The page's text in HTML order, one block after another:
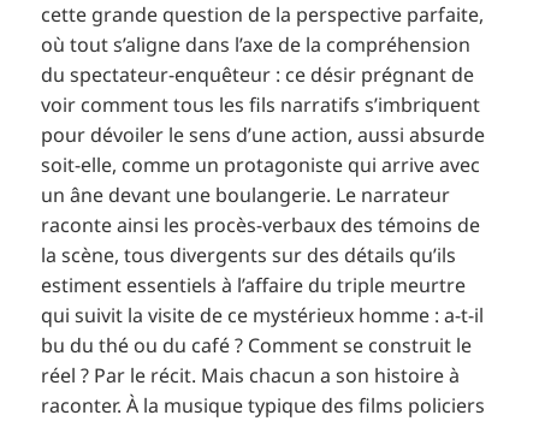
cette grande question de la perspective parfaite,
où tout s’aligne dans l’axe de la compréhension
du spectateur-enquêteur : ce désir prégnant de
voir comment tous les fils narratifs s’imbriquent
pour dévoiler le sens d’une action, aussi absurde
soit-elle, comme un protagoniste qui arrive avec
un âne devant une boulangerie. Le narrateur
raconte ainsi les procès-verbaux des témoins de
la scène, tous divergents sur des détails qu’ils
estiment essentiels à l’affaire du triple meurtre
qui suivit la visite de ce mystérieux homme : a-t-il
bu du thé ou du café ? Comment se construit le
réel ? Par le récit. Mais chacun a son histoire à
raconter. À la musique typique des films policiers